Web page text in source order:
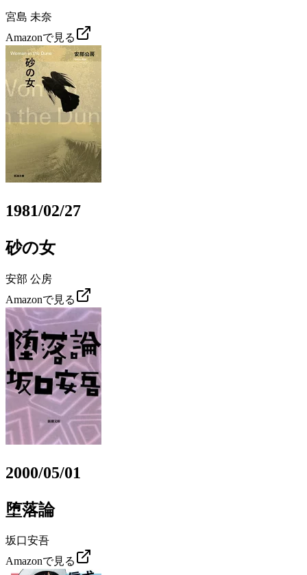
宮島 未奈
Amazonで見る
1981/02/27
砂の女
安部 公房
Amazonで見る
2000/05/01
堕落論
坂口安吾
Amazonで見る